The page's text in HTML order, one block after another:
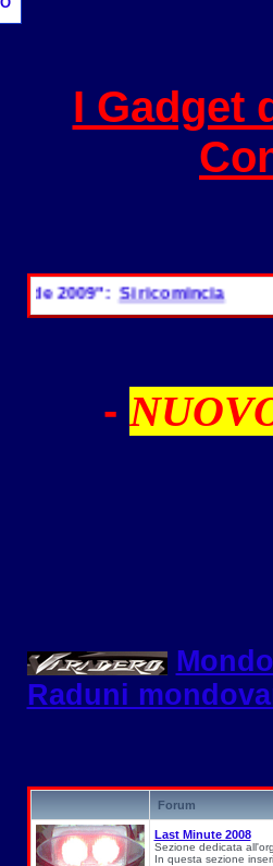
I Gadget
2009":Si ricomincia
-
Raduni
Forum
Last Minute 2008
Sezione dedicata
In questa sezione